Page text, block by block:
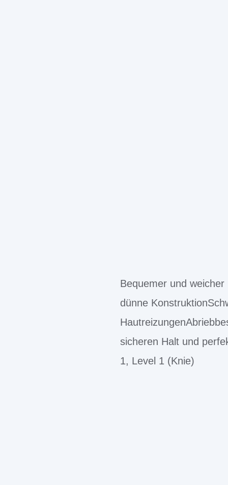
Bequemer und
dünne
sicheren Halt und
1, Level 1 (Knie)